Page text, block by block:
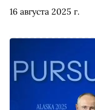
16 августа 2025 г.